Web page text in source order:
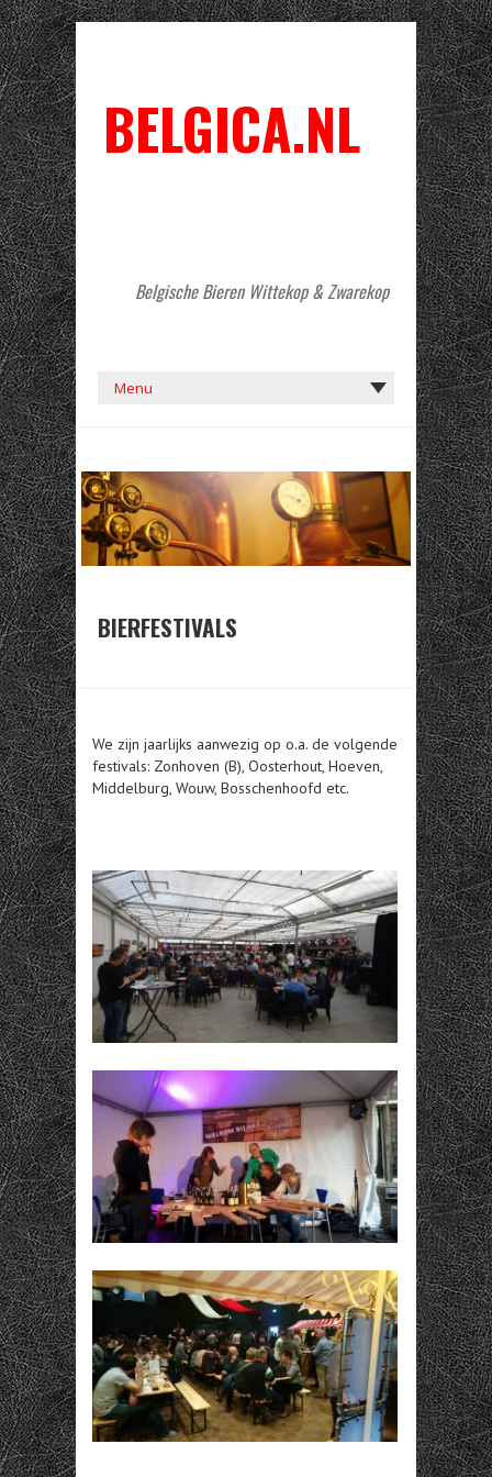
BELGICA.NL
Belgische Bieren Wittekop & Zwarekop
BIERFESTIVALS
We zijn jaarlijks aanwezig op o.a. de volgende
festivals: Zonhoven (B), Oosterhout, Hoeven,
Middelburg, Wouw, Bosschenhoofd etc.